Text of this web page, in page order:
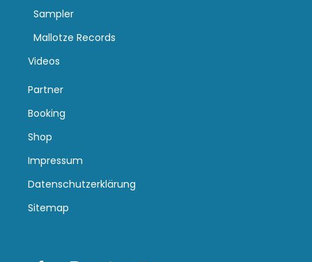
Sampler
Mallotze Records
Videos
Partner
Booking
Shop
Impressum
Datenschutzerklärung
Sitemap